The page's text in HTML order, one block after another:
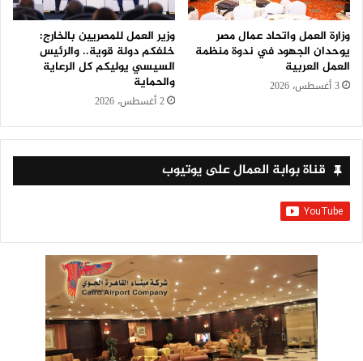
وزارة العمل واتحاد عمال مصر
يوحدان الجهود في ندوة منظمة
العمل العربية
3 أغسطس، 2026
وزير العمل للمصريين بالخارج:
خلفكم دولة قوية.. والرئيس
السيسي يوليكم كل الرعاية
والحماية
2 أغسطس، 2026
قناة بوابة العمال على يوتيوب